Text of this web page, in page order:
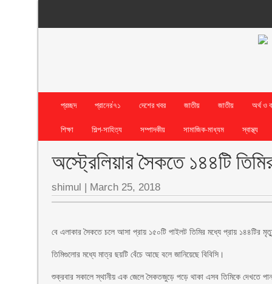
প্রচ্ছদ প্রানের’৭১ দেশের খবর জাতীয় জাতীয়
অর্থ ও
শিক্ষা
শিল্প-সাহিত্য সম্পাদকীয় সামাজিক-মাধ্যম স্বাস্থ্য
অস্ট্রেলিয়ার সৈকতে ১৪৪টি
shimul | March 25, 2018
বে এলাকার সৈকতে চলে আসা প্রায় ১৫০টি পাইলট তিমির মধ্যে প্রায় ১৪৪টির
তিমিগুলোর মধ্যে মাত্র ছয়টি বেঁচে আছে বলে জানিয়েছে বিবিসি।
শুক্রবার সকালে স্থানীয় এক জেলে সৈকতজুড়ে পড়ে থাকা এসব তিমিকে দেখতে